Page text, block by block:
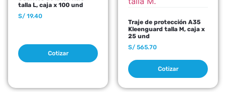
talla L, caja x 100 und
S/ 19.40
Cotizar
Traje de protección A35
Kleenguard talla M, caja x
25 und
S/ 565.70
Cotizar